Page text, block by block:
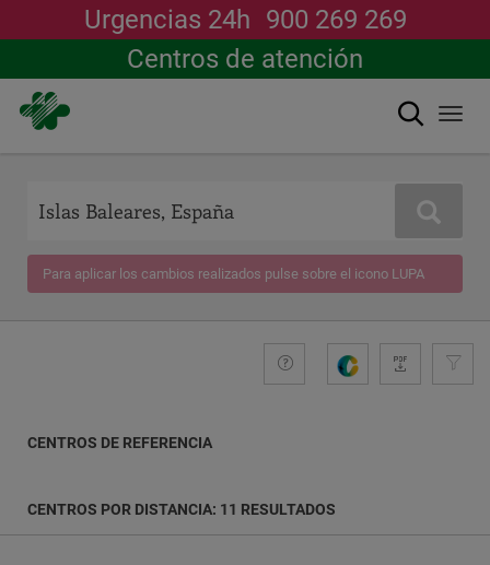
contenido
principal
Urgencias 24h 900 269 269
Centros de atención
Buscar
Buscar
Para aplicar los cambios realizados pulse sobre el icono LUPA
G
+compromiso
Guide
Latitud
CENTROS DE REFERENCIA
CENTROS POR DISTANCIA: 11 RESULTADOS